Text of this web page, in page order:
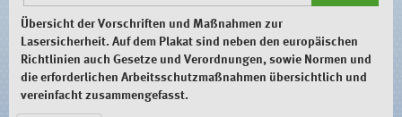
Übersicht der Vorschriften und Maßnahmen zur
Lasersicherheit. Auf dem Plakat sind neben den europäischen
Richtlinien auch Gesetze und Verordnungen, sowie Normen und
die erforderlichen Arbeitsschutzmaßnahmen übersichtlich und
vereinfacht zusammengefasst.